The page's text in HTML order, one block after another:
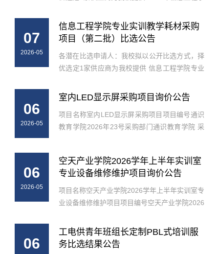
要求的供应商参加本次公开比选活动。一、项目
基本情况1.项目名称：2026年信...
07
2026-05
信息工程学院专业实训教学耗材采购
项目（第二批）比选公告
各潜在比选申请人：我校拟以公开比选方式，择
优选定1家供应商为我校提供 信息工程学院专业
服务，现邀请符合采购要求的供应商参加本次公
06
2026-05
室内LED显示屏采购项目询价公告
项目名称室内LED显示屏采购项目项目编号通识
教育学院2026年23号采购部门通识教育学院 采
函（见附件）；2.供应商根据询价函...
06
2026-05
空天产业学院2026学年上半年实训室
专业设备维修维护项目询价公告
项目名称空天产业学院2026学年上半年实训室专
业设备维修维护项目项目编号空天产业学院2026
83600询价内容询价函见附件报价方式1.供应商
自行下载报价函（见附件）;2.供应...
06
工电供青年班组长定制PBL式培训服
务比选结果公告